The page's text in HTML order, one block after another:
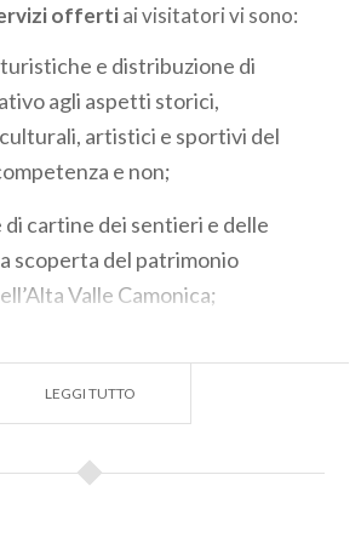
offertiai visitatori vi sono:
e distribuzione di
agli aspetti storici,
artistici e sportivi del
e non;
cartine dei sentieri e delle
scoperta del patrimonio
Valle Camonica;
eventi di ogni tipologia
territorio di competenza.
LEGGI TUTTO